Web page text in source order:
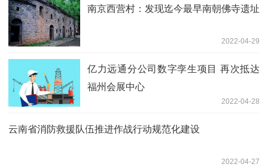
南京西营村：发现迄今最早南朝佛寺遗址
2022-04-29
亿力远通分公司数字孪生项目 再次抵达
福州会展中心
2022-04-28
云南省消防救援队伍推进作战行动规范化建设
2022-04-27